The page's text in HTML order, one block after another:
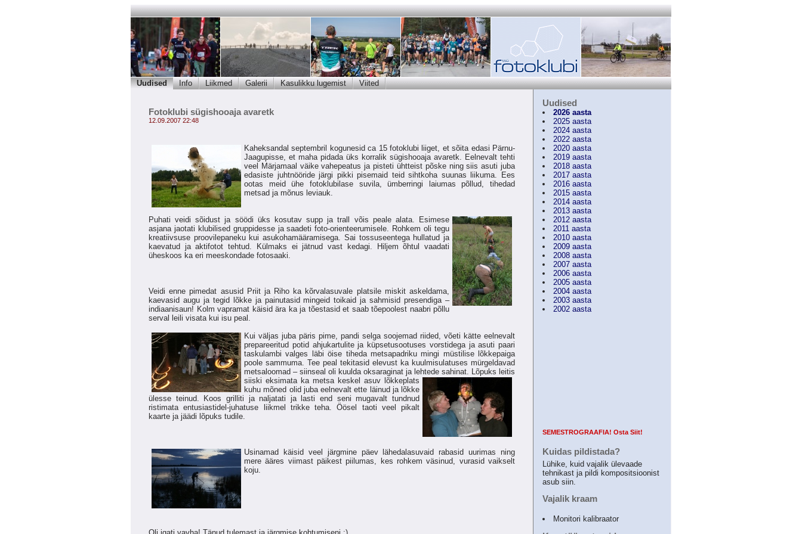
Uudised Info Liikmed Galerii Kasulikku lugemist Viited
Fotoklubi sügishooaja avaretk
12.09.2007 22:48
Kaheksandal septembril kogunesid ca 15 fotoklubi liiget, et sõita edasi Pärnu-
Jaagupisse, et maha pidada üks korralik sügishooaja avaretk. Eelnevalt tehti
veel Märjamaal väike vahepeatus ja pisteti ühtteist põske ning siis asuti juba
edasiste juhtnööride järgi pikki pisemaid teid sihtkoha suunas liikuma. Ees
ootas meid ühe fotoklubilase suvila, ümberringi laiumas põllud, tihedad
metsad ja mõnus leviauk.
Puhati veidi sõidust ja söödi üks kosutav supp ja trall võis peale alata. Esimese
asjana jaotati klubilised gruppidesse ja saadeti foto-orienteerumisele. Rohkem oli tegu
kreatiivsuse proovilepaneku kui asukohamääramisega. Sai tossuseentega hullatud ja
kaevatud ja aktifotot tehtud. Külmaks ei jätnud vast kedagi. Hiljem õhtul vaadati
üheskoos ka eri meeskondade fotosaaki.
Veidi enne pimedat asusid Priit ja Riho ka kõrvalasuvale platsile miskit askeldama,
kaevasid augu ja tegid lõkke ja painutasid mingeid toikaid ja sahmisid presendiga –
indiaanisaun! Kolm vapramat käisid ära ka ja tõestasid et saab tõepoolest naabri põllu
serval leili visata kui isu peal.
Kui väljas juba päris pime, pandi selga soojemad riided, võeti kätte eelnevalt
prepareeritud potid ahjukartulite ja küpsetusootuses vorstidega ja asuti paari
taskulambi valges läbi öise tiheda metsapadriku mingi müstilise lõkkepaiga
poole sammuma. Tee peal tekitasid elevust ka kuulmisulatuses mürgeldavad
metsaloomad – siinseal oli kuulda oksaraginat ja lehtede sahinat. Lõpuks leitis
siiski eksimata ka metsa keskel asuv lõkkeplats
kuhu mõned olid juba eelnevalt ette läinud ja lõkke
ülesse teinud. Koos grilliti ja naljatati ja lasti end seni mugavalt tundnud
ristimata entusiastidel-juhatuse liikmel trikke teha. Öösel taoti veel pikalt
kaarte ja jäädi lõpuks tudile.
Usinamad käisid veel järgmine päev lähedalasuvaid rabasid uurimas ning
mere ääres viimast päikest piilumas, kes rohkem väsinud, vurasid vaikselt
koju.
Uudised
2026 aasta
2025 aasta
2024 aasta
2022 aasta
2020 aasta
2019 aasta
2018 aasta
2017 aasta
2016 aasta
2015 aasta
2014 aasta
2013 aasta
2012 aasta
2011 aasta
2010 aasta
2009 aasta
2008 aasta
2007 aasta
2006 aasta
2005 aasta
2004 aasta
2003 aasta
2002 aasta
SEMESTROGRAAFIA! Osta Siit!
Kuidas pildistada?
Lühike, kuid vajalik ülevaade
tehnikast ja pildi kompositsioonist
asub siin.
Vajalik kraam
Monitori kalibraator